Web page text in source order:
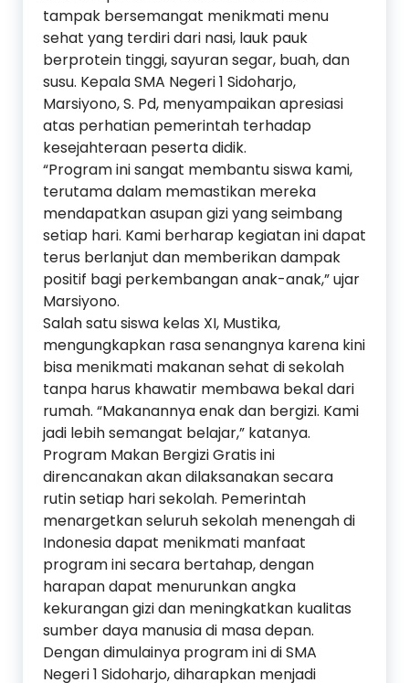
tampak bersemangat menikmati menu
sehat yang terdiri dari nasi, lauk pauk
berprotein tinggi, sayuran segar, buah, dan
susu. Kepala SMA Negeri 1 Sidoharjo,
Marsiyono, S. Pd, menyampaikan apresiasi
atas perhatian pemerintah terhadap
kesejahteraan peserta didik.
“Program ini sangat membantu siswa kami,
terutama dalam memastikan mereka
mendapatkan asupan gizi yang seimbang
setiap hari. Kami berharap kegiatan ini dapat
terus berlanjut dan memberikan dampak
positif bagi perkembangan anak-anak,” ujar
Marsiyono.
Salah satu siswa kelas XI, Mustika,
mengungkapkan rasa senangnya karena kini
bisa menikmati makanan sehat di sekolah
tanpa harus khawatir membawa bekal dari
rumah. “Makanannya enak dan bergizi. Kami
jadi lebih semangat belajar,” katanya.
Program Makan Bergizi Gratis ini
direncanakan akan dilaksanakan secara
rutin setiap hari sekolah. Pemerintah
menargetkan seluruh sekolah menengah di
Indonesia dapat menikmati manfaat
program ini secara bertahap, dengan
harapan dapat menurunkan angka
kekurangan gizi dan meningkatkan kualitas
sumber daya manusia di masa depan.
Dengan dimulainya program ini di SMA
Negeri 1 Sidoharjo, diharapkan menjadi